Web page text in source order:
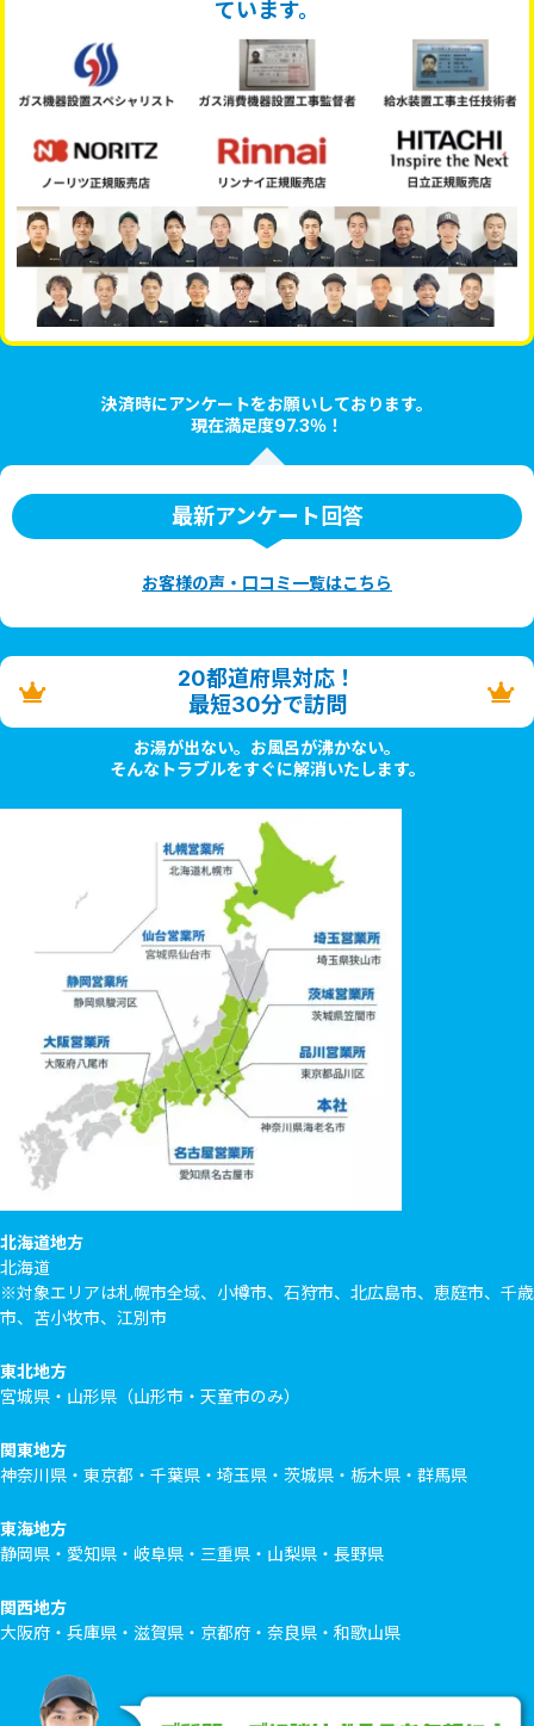
ています。
決済時にアンケートをお願いしております。
現在満足度97.3％！
最新アンケート回答
お客様の声・口コミ一覧はこちら
20都道府県対応！
最短30分で訪問
お湯が出ない。お風呂が沸かない。
そんなトラブルをすぐに解消いたします。
北海道地方
北海道
※対象エリアは札幌市全域、小樽市、石狩市、北広島市、恵庭市、千歳
市、苫小牧市、江別市
東北地方
宮城県・山形県（山形市・天童市のみ）
関東地方
神奈川県・東京都・千葉県・埼玉県・茨城県・栃木県・群馬県
東海地方
静岡県・愛知県・岐阜県・三重県・山梨県・長野県
関西地方
大阪府・兵庫県・滋賀県・京都府・奈良県・和歌山県